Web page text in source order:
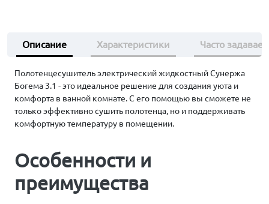
Описание Характеристики Часто
Полотенцесушитель электрический жидкостный Сунержа
Богема 3.1 - это идеальное решение для создания уюта и
комфорта в ванной комнате. С его помощью вы сможете не
только эффективно сушить полотенца, но и поддерживать
комфортную температуру в помещении.
Особенности и
преимущества